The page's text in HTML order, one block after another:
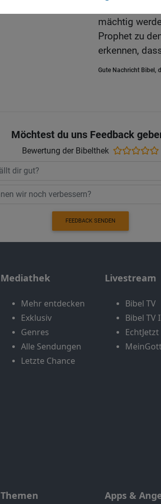
Zur
mächtig
Prophet zu
erkennen,
Gute Nachricht Bibel,
Möchtest du uns Feedback
Bewertung der Bibelthek
FEEDBACK SENDEN
Mediathek
Mehr entdecken
Exklusiv
Genres
Alle Sendungen
Letzte Chance
Livestream
Bibel TV
Bibel TV
EchtJetzt
Themen Apps &